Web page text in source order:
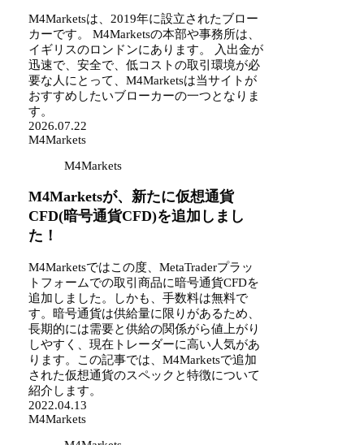
M4Marketsは、2019年に設立されたブロー
カーです。 M4Marketsの本部や事務所は、
イギリスのロンドンにあります。 入出金が
迅速で、安全で、低コストの取引環境が必
要な人にとって、M4Marketsは当サイトが
おすすめしたいブローカーの一つとなりま
す。
2026.07.22
M4Markets
M4Markets
M4Marketsが、新たに仮想通貨
CFD(暗号通貨CFD)を追加しまし
た！
M4Marketsではこの度、MetaTraderプラッ
トフォームでの取引商品に暗号通貨CFDを
追加しました。しかも、手数料は無料で
す。暗号通貨は供給量に限りがあるため、
長期的には需要と供給の関係がら値上がり
しやすく、現在トレーダーに高い人気があ
ります。この記事では、M4Marketsで追加
された仮想通貨のスペックと特徴について
紹介します。
2022.04.13
M4Markets